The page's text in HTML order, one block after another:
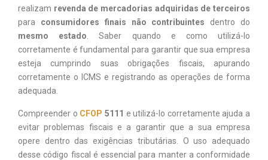
realizam revenda de mercadorias adquiridas de terceiros
para consumidores finais não contribuintes dentro do
mesmo estado . Saber quando e como utilizá-lo
corretamente é fundamental para garantir que sua empresa
esteja cumprindo suas obrigações fiscais, apurando
corretamente o ICMS e registrando as operações de forma
adequada.
Compreender o CFOP 5111 e utilizá-lo corretamente ajuda a
evitar problemas fiscais e a garantir que a sua empresa
opere dentro das exigências tributárias. O uso adequado
desse código fiscal é essencial para manter a conformidade